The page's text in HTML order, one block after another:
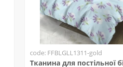
code: FFBLGLL1311-gold
Тканина для постільної